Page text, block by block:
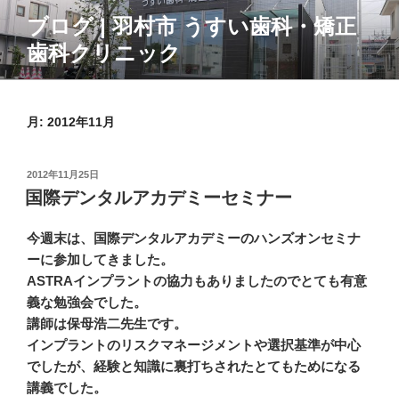
コ
ン
テ
ン
ブログ | 羽村市 うすい歯科・矯正
歯科クリニック
月: 2012年11月
投
稿
日:
2012年11月25日
国際デンタルアカデミーセミナー
今週末は、国際デンタルアカデミーのハンズオンセミナ
ーに参加してきました。
ASTRAインプラントの協力もありましたのでとても有意
義な勉強会でした。
講師は保母浩二先生です。
インプラントのリスクマネージメントや選択基準が中心
でしたが、経験と知識に裏打ちされたとてもためになる
講義でした。